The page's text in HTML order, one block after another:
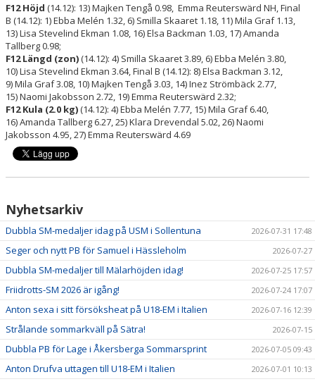
F12 Höjd (14.12): 13) Majken Tengå 0.98, Emma Reuterswärd NH, Final
B (14.12): 1) Ebba Melén 1.32, 6) Smilla Skaaret 1.18, 11) Mila Graf 1.13,
13) Lisa Stevelind Ekman 1.08, 16) Elsa Backman 1.03, 17) Amanda
Tallberg 0.98;
F12 Längd (zon)(14.12): 4) Smilla Skaaret 3.89, 6) Ebba Melén 3.80,
10) Lisa Stevelind Ekman 3.64, Final B (14.12): 8) Elsa Backman 3.12,
9) Mila Graf 3.08, 10) Majken Tengå 3.03, 14) Inez Strömbäck 2.77,
15) Naomi Jakobsson 2.72, 19) Emma Reuterswärd 2.32;
F12 Kula (2.0 kg)(14.12): 4) Ebba Melén 7.77, 15) Mila Graf 6.40,
16) Amanda Tallberg 6.27, 25) Klara Drevendal 5.02, 26) Naomi
Jakobsson 4.95, 27) Emma Reuterswärd 4.69
Nyhetsarkiv
Dubbla SM-medaljer idag på USM i Sollentuna 2026-07-31 17:48
Seger och nytt PB för Samuel i Hässleholm 2026-07-27
Dubbla SM-medaljer till Mälarhöjden idag! 2026-07-25 17:57
Friidrotts-SM 2026 är igång! 2026-07-24 17:07
Anton sexa i sitt försöksheat på U18-EM i Italien 2026-07-16 12:39
Strålande sommarkväll på Sätra! 2026-07-15
Dubbla PB för Lage i Åkersberga Sommarsprint 2026-07-05 09:43
Anton Drufva uttagen till U18-EM i Italien 2026-07-01 10:13